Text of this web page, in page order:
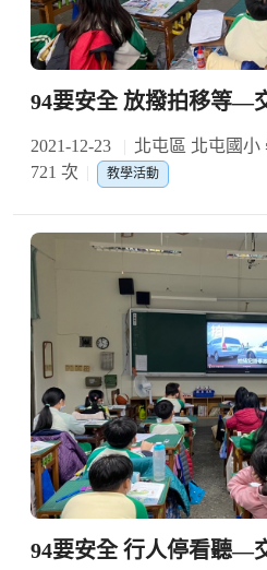
94要安全 放撥拍移等—
2021-12-23 北屯區 北屯國小
721 次
教學活動
94要安全 行人停看聽—